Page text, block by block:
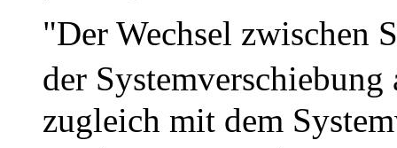
"Der Wechsel zwischen S
der
zugleich mit dem